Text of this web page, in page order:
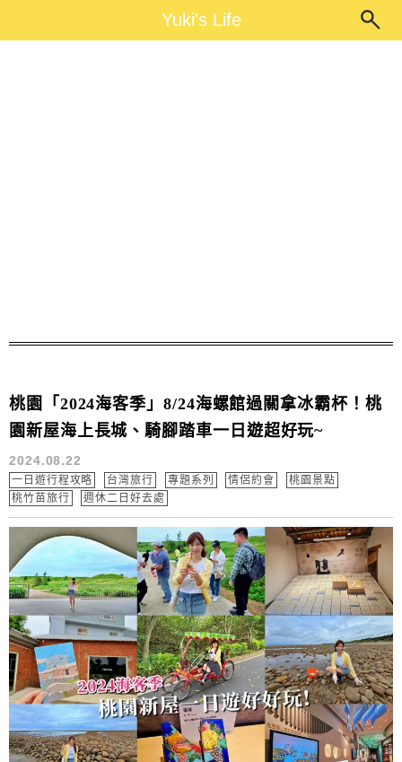
Yuki's LifeYuki's Life
桃園「2024海客季」8/24海螺館過關拿冰霸杯！桃
園新屋海上長城、騎腳踏車一日遊超好玩~
2024.08.22
一日遊行程攻略 台灣旅行 專題系列 情侶約會
桃園景點
桃竹苗旅行
週休二日好去處